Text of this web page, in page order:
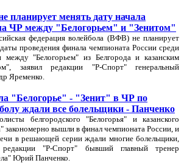
планирует менять дату начала
ЧР между "Белогорьем" и "Зенитом"
федерация волейбола (ВФВ) не планирует
проведения финала чемпионата России среди
между "Белогорьем" из Белгорода и казанским
заявил редакции "Р-Спорт" генеральный
Яременко.
"Белогорье" - "Зенит" в ЧР по
ждали все болельщики - Панченко
белгородского "Белогорья" и казанского
закономерно вышли в финал чемпионата России, и
в решающей серии ждали многие болельщики,
редакции "Р-Спорт" бывший главный тренер
Юрий Панченко.